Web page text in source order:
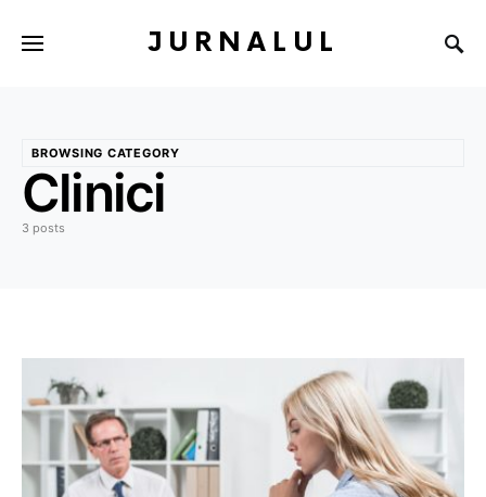
JURNALUL
BROWSING CATEGORY
Clinici
3 posts